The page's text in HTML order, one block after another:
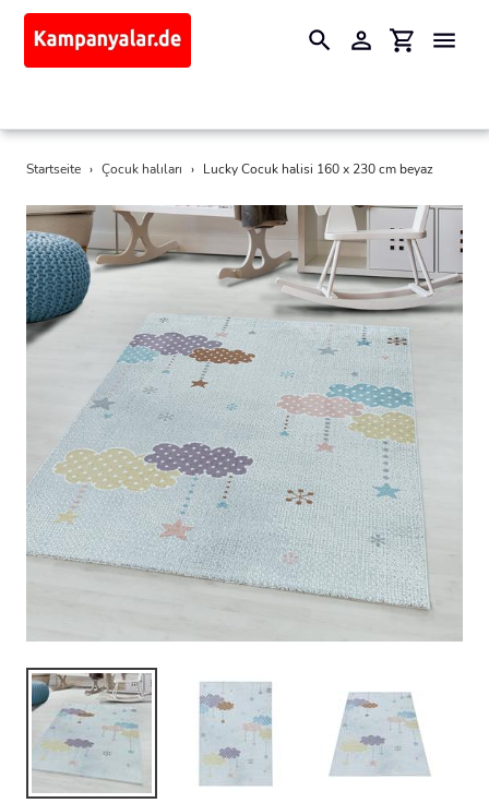
Direkt
Inhalt
SuchenEinloggen
Startseite › Çocuk halıları › Lucky Cocuk halisi 160 x 230 cm beyaz